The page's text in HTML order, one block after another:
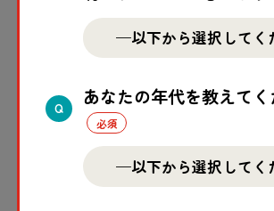
2026.07.23
記】
Q
あなたの年代を教えてく